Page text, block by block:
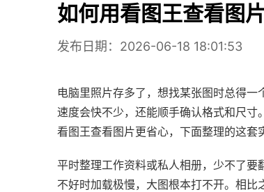
如何用看图王查看图
发布日期：2026-06-18 18:01:53
电脑里照片存多了，想找某张图时总得一
速度会快不少，还能顺手确认格式和尺寸
看图王查看图片更省心，下面整理的这套
平时整理工作资料或私人相册，少不了
不好时加载极慢，大图根本打不开。相